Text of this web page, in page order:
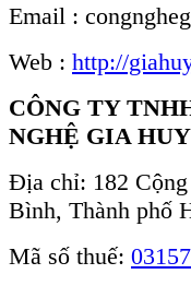
Email :
Web : http://
CÔNG TY
NGHỆ GIA HUY
Địa chỉ: 182
Bình, Thành phố
Mã số thuế: